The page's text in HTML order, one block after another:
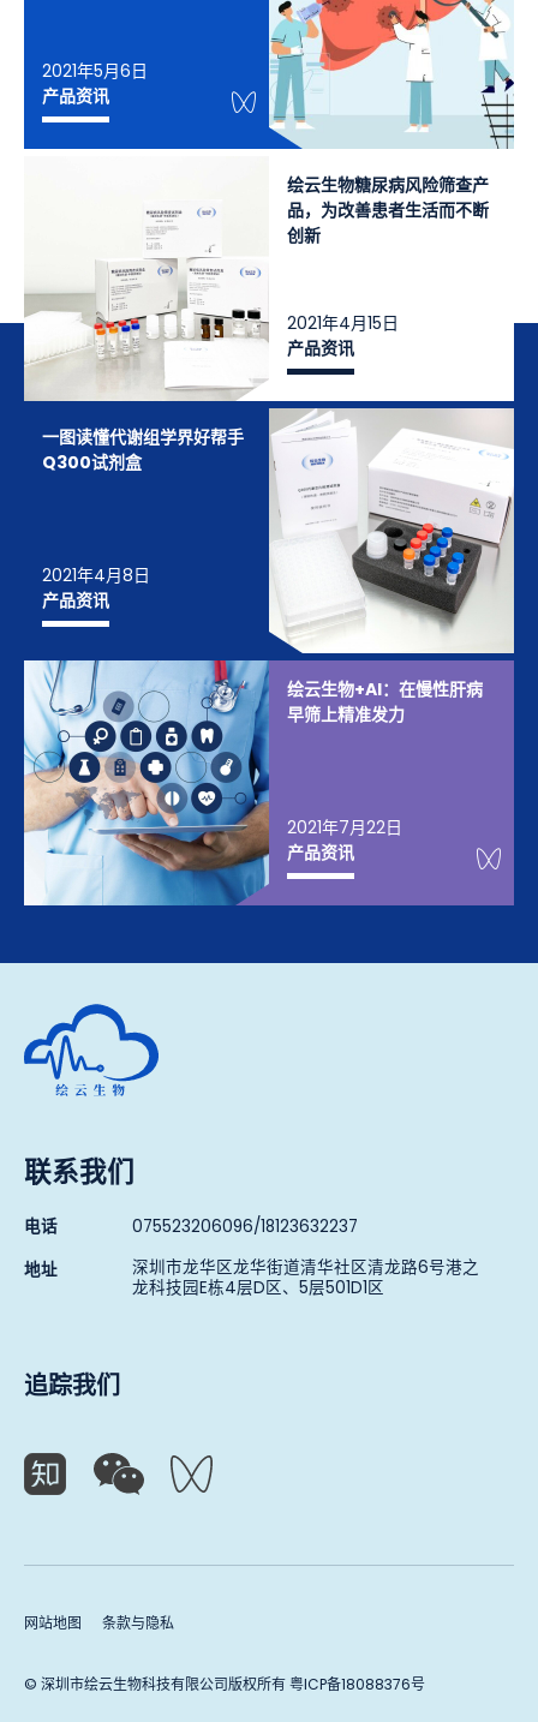
产品资讯
2021年5月6日
WeChat Knowledge
绘云生物糖尿病风险筛查产
品，为改善患者生活而不断
创新
产品资讯
2021年4月15日
一图读懂代谢组学界好帮手
Q300试剂盒
产品资讯
2021年4月8日
绘云生物+AI：在慢性肝病
早筛上精准发力
产品资讯
2021年7月22日
深圳市绘云生物科技有限公司
联系我们
电话 075523206096/18123632237
地址 深圳市龙华区龙华街道清华社区清龙路6号港之
龙科技园E栋4层D区、5层501D1区
追踪我们
网站地图 条款与隐私
© 深圳市绘云生物科技有限公司版权所有粤ICP备18088376号